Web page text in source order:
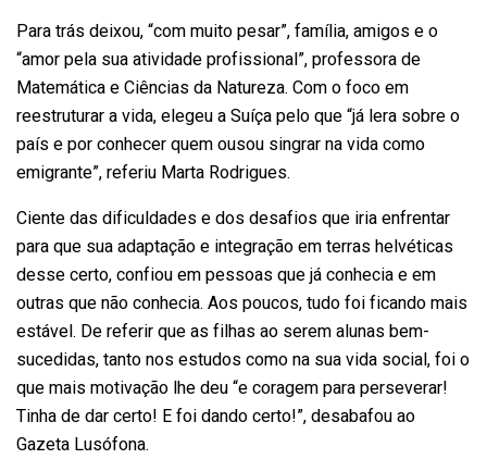
Para trás deixou, “com muito pesar”, família, amigos e o
“amor pela sua atividade profissional”, professora de
Matemática e Ciências da Natureza. Com o foco em
reestruturar a vida, elegeu a Suíça pelo que “já lera sobre o
país e por conhecer quem ousou singrar na vida como
emigrante”, referiu Marta Rodrigues.
Ciente das dificuldades e dos desafios que iria enfrentar
para que sua adaptação e integração em terras helvéticas
desse certo, confiou em pessoas que já conhecia e em
outras que não conhecia. Aos poucos, tudo foi ficando mais
estável. De referir que as filhas ao serem alunas bem-
sucedidas, tanto nos estudos como na sua vida social, foi o
que mais motivação lhe deu “e coragem para perseverar!
Tinha de dar certo! E foi dando certo!”, desabafou ao
Gazeta Lusófona.